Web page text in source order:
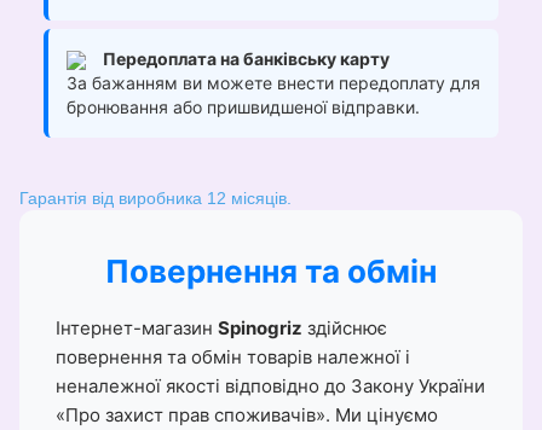
Передоплата на банківську карту
За бажанням ви можете внести передоплату для
бронювання або пришвидшеної відправки.
Гарантія від виробника 12 місяців.
Повернення та обмін
Інтернет-магазин Spinogriz здійснює
повернення та обмін товарів належної і
неналежної якості відповідно до Закону України
«Про захист прав споживачів». Ми цінуємо